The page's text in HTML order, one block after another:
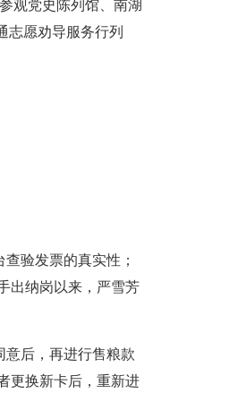
观党史陈列馆、南湖
志愿劝导服务行列
验发票的真实性；
出纳岗以来，严雪芳
意后，再进行售粮款
更换新卡后，重新进